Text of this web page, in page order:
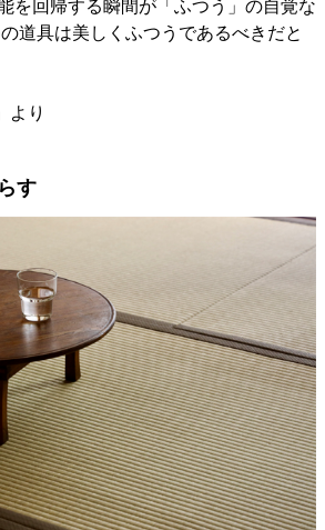
を回帰する瞬間が「ふつう」の自覚な
道具は美しくふつうであるべきだと
より
す